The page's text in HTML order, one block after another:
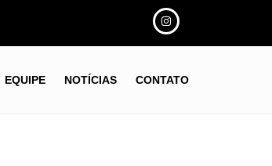
EQUIPE NOTÍCIAS CONTATO